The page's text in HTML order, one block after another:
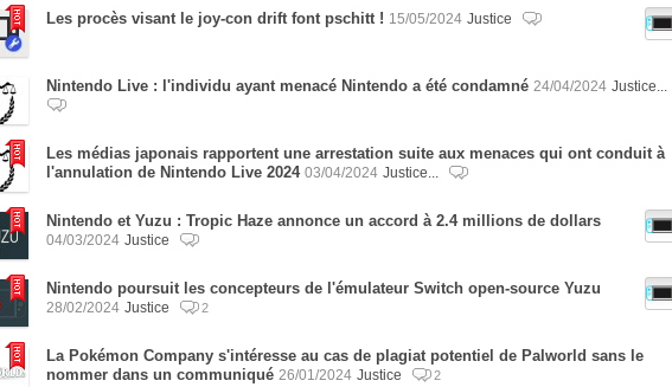
Les procès visant le joy-con drift font pschitt ! 15/05/2024 Justice
Nintendo Live : l'individu ayant menacé Nintendo a été condamné 24/04/2024 Justice...
Les médias japonais rapportent une arrestation suite aux menaces qui ont conduit à
l'annulation de Nintendo Live 2024 03/04/2024 Justice...
Nintendo et Yuzu : Tropic Haze annonce un accord à 2.4 millions de dollars
04/03/2024 Justice
Nintendo poursuit les concepteurs de l'émulateur Switch open-source Yuzu
28/02/2024 Justice 2
La Pokémon Company s'intéresse au cas de plagiat potentiel de Palworld sans le
nommer dans un communiqué 26/01/2024 Justice 2